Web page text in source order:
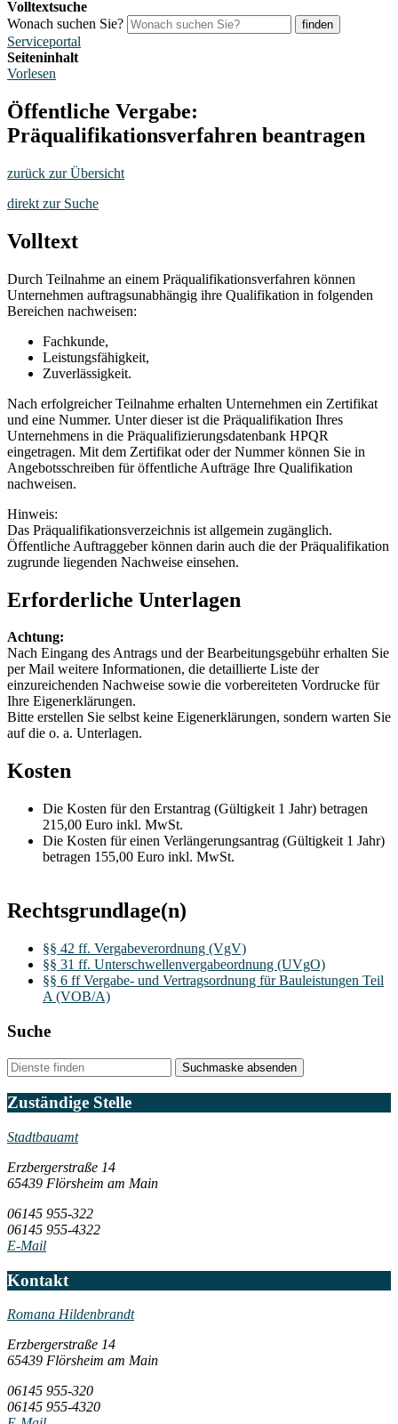
Volltextsuche
Wonach suchen Sie?
finden
Serviceportal
Seiteninhalt
Vorlesen
Öffentliche Vergabe:
Präqualifikationsverfahren beantragen
zurück zur Übersicht
direkt zur Suche
Volltext
Durch Teilnahme an einem Präqualifikationsverfahren können
Unternehmen auftragsunabhängig ihre Qualifikation in folgenden
Bereichen nachweisen:
Fachkunde,
Leistungsfähigkeit,
Zuverlässigkeit.
Nach erfolgreicher Teilnahme erhalten Unternehmen ein Zertifikat
und eine Nummer. Unter dieser ist die Präqualifikation Ihres
Unternehmens in die Präqualifizierungsdatenbank HPQR
eingetragen. Mit dem Zertifikat oder der Nummer können Sie in
Angebotsschreiben für öffentliche Aufträge Ihre Qualifikation
nachweisen.
Hinweis:
Das Präqualifikationsverzeichnis ist allgemein zugänglich.
Öffentliche Auftraggeber können darin auch die der Präqualifikation
zugrunde liegenden Nachweise einsehen.
Erforderliche Unterlagen
Achtung:
Nach Eingang des Antrags und der Bearbeitungsgebühr erhalten Sie
per Mail weitere Informationen, die detaillierte Liste der
einzureichenden Nachweise sowie die vorbereiteten Vordrucke für
Ihre Eigenerklärungen.
Bitte erstellen Sie selbst keine Eigenerklärungen, sondern warten Sie
auf die o. a. Unterlagen.
Kosten
Die Kosten für den Erstantrag (Gültigkeit 1 Jahr) betragen
215,00 Euro inkl. MwSt.
Die Kosten für einen Verlängerungsantrag (Gültigkeit 1 Jahr)
betragen 155,00 Euro inkl. MwSt.
Rechtsgrundlage(n)
§§ 42 ff. Vergabeverordnung (VgV)
§§ 31 ff. Unterschwellenvergabeordnung (UVgO)
§§ 6 ff Vergabe- und Vertragsordnung für Bauleistungen Teil
A (VOB/A)
Suche
Suchmaske absenden
Zuständige Stelle
Stadtbauamt
Erzbergerstraße 14
65439 Flörsheim am Main
06145 955-322
06145 955-4322
E-Mail
Kontakt
Romana Hildenbrandt
Erzbergerstraße 14
65439 Flörsheim am Main
06145 955-320
06145 955-4320